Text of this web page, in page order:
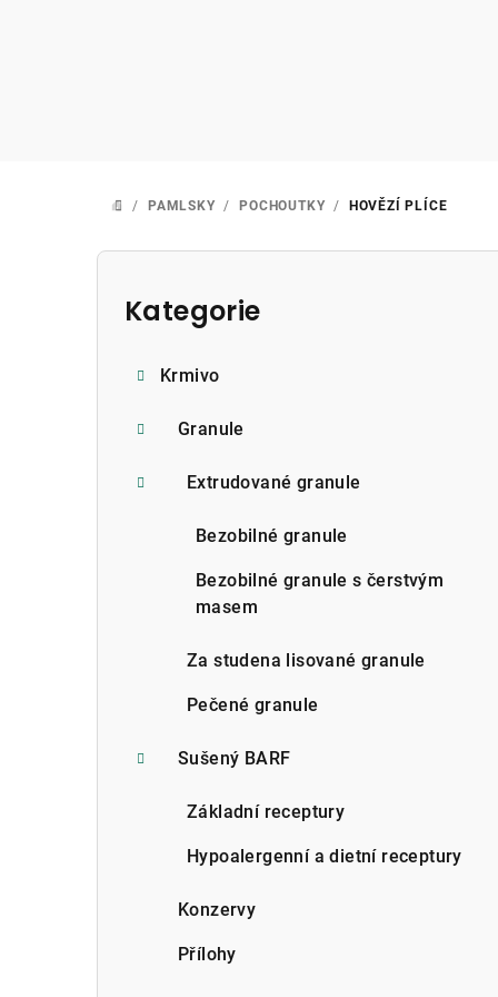
DOMŮ
/ PAMLSKY / POCHOUTKY / HOVĚZÍ PLÍCE
P
Přeskočit
kategorie
Kategorie
Krmivo
Granule
Extrudované granule
Bezobilné granule
Bezobilné granule s čerstvým
masem
Za studena lisované granule
Pečené granule
Sušený BARF
Základní receptury
Hypoalergenní a dietní receptury
Konzervy
Přílohy